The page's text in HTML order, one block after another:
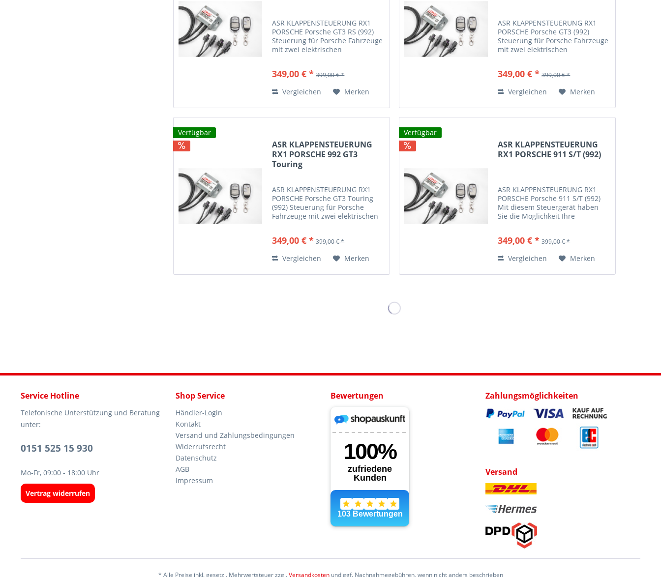
ASR KLAPPENSTEUERUNG RX1
PORSCHE Porsche GT3 RS (992)
Steuerung für Porsche Fahrzeuge
mit zwei elektrischen
Möglichkeit Ihre Abgasklappen
Steuerung erfolgt mit...
349,00 € * 399,00 € *
Vergleichen Merken
ASR KLAPPENSTEUERUNG RX1
PORSCHE Porsche GT3 (992)
Steuerung für Porsche Fahrzeuge
mit zwei elektrischen
Möglichkeit Ihre Abgasklappen
Steuerung erfolgt mit Hilfe...
349,00 € * 399,00 € *
Vergleichen Merken
Verfügbar
ASR KLAPPENSTEUERUNG
RX1 PORSCHE 992 GT3
Touring
ASR KLAPPENSTEUERUNG RX1
PORSCHE Porsche GT3 Touring
(992) Steuerung für Porsche
Fahrzeuge mit zwei elektrischen
Möglichkeit Ihre Abgasklappen
Steuerung erfolgt...
349,00 € * 399,00 € *
Vergleichen Merken
Verfügbar
ASR KLAPPENSTEUERUNG
RX1 PORSCHE 911 S/T (992)
ASR KLAPPENSTEUERUNG RX1
PORSCHE Porsche 911 S/T (992)
Mit diesem Steuergerät haben
Sie die Möglichkeit Ihre
mit Hilfe eines Handsenders. Sie
über...
349,00 € * 399,00 € *
Vergleichen Merken
Service Hotline
Telefonische Unterstützung und Beratung
unter:
0151 525 15 930
Mo-Fr, 09:00 - 18:00 Uhr
Vertrag widerrufen
Shop Service
Händler-Login
Kontakt
Versand und Zahlungsbedingungen
Widerrufsrecht
Datenschutz
AGB
Impressum
Bewertungen Zahlungsmöglichkeiten
Versand
* Alle Preise inkl. gesetzl. Mehrwertsteuer zzgl.Versandkostenund ggf. Nachnahmegebühren, wenn nicht anders beschrieben